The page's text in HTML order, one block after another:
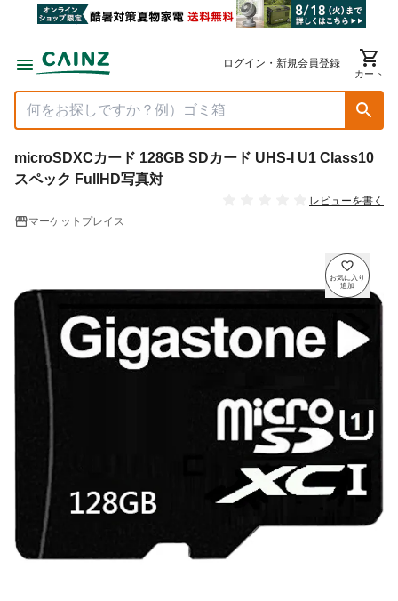
ログイン・新規会員登録
カート
microSDXCカード 128GB SDカード UHS-I U1 Class10
スペック FullHD写真対
レビューを書く
マーケットプレイス